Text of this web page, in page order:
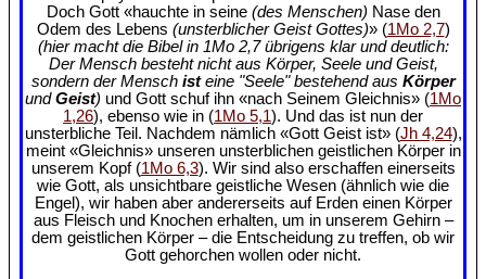
Doch Gott «hauchte in seine (des Menschen) Nase den
Odem des Lebens (unsterblicher Geist Gottes)» (1Mo 2,7)
(hier macht die Bibel in 1Mo 2,7 übrigens klar und deutlich:
Der Mensch besteht nicht aus Körper, Seele und Geist,
sondern der Mensch isteine "Seele" bestehend aus Körper
undGeist) und Gott schuf ihn «nach Seinem Gleichnis» (1Mo
1,26), ebenso wie in (1Mo 5,1). Und das ist nun der
unsterbliche Teil. Nachdem nämlich «Gott Geist ist» (Jh 4,24),
meint «Gleichnis» unseren unsterblichen geistlichen Körper in
unserem Kopf (1Mo 6,3). Wir sind also erschaffen einerseits
wie Gott, als unsichtbare geistliche Wesen (ähnlich wie die
Engel), wir haben aber andererseits auf Erden einen Körper
aus Fleisch und Knochen erhalten, um in unserem Gehirn –
dem geistlichen Körper – die Entscheidung zu treffen, ob wir
Gott gehorchen wollen oder nicht.